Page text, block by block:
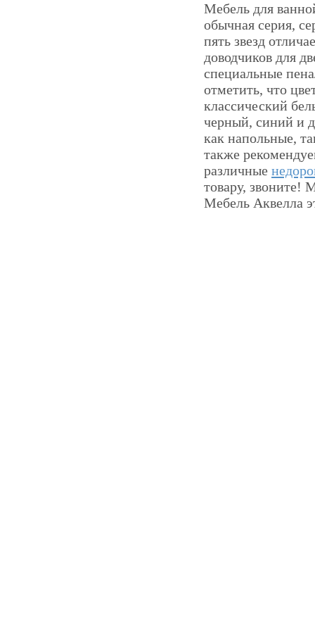
Мебель для
обычная серия,
пять звезд
доводчиков для
специальные
отметить, что
классический
черный, синий и
как напольные,
также
различные
товару, звоните!
Мебель Аквелла